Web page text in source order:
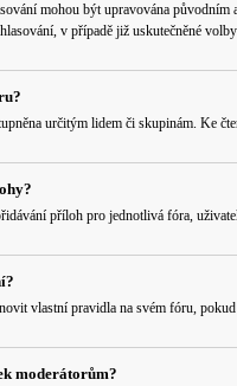
mohou být upravována
v případě již uskutečněné
určitým lidem či skupinám. Ke
příloh pro jednotlivá fóra,
vlastní pravidla na svém fóru,
moderátorům?